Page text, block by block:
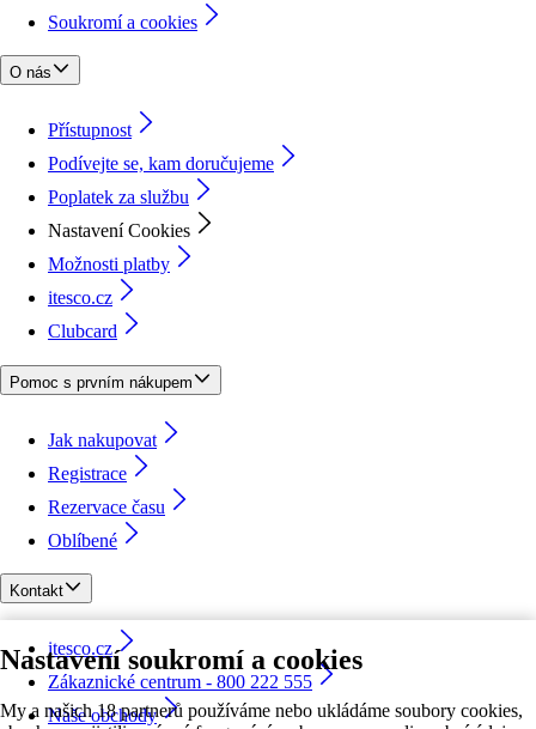
Nastavení soukromí a cookies
My a našich 18 partnerů používáme nebo ukládáme soubory cookies,
Soukromí a cookies
O nás
Přístupnost
Podívejte se, kam doručujeme
Poplatek za službu
Nastavení Cookies
Možnosti platby
itesco.cz
Clubcard
Pomoc s prvním nákupem
Jak nakupovat
Registrace
Rezervace času
Oblíbené
Kontakt
itesco.cz
Zákaznické centrum - 800 222 555
Naše obchody